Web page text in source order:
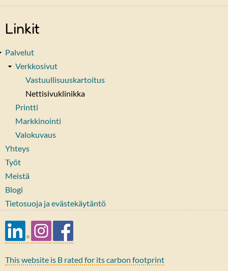
Linkit
Palvelut
Verkkosivut
Vastuullisuuskartoitus
Nettisivuklinikka
Printti
Markkinointi
Valokuvaus
Yhteys
Työt
Meistä
Blogi
Tietosuoja ja evästekäytäntö
This website is B rated for its carbon footprint